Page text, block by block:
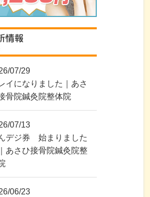
07/29
イになりました｜あさ
骨院鍼灸院整体院
07/13
デジ券 始まりました
あさひ接骨院鍼灸院整
06/23